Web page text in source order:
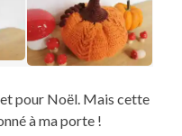
pour Noël. Mais cette
à ma porte !